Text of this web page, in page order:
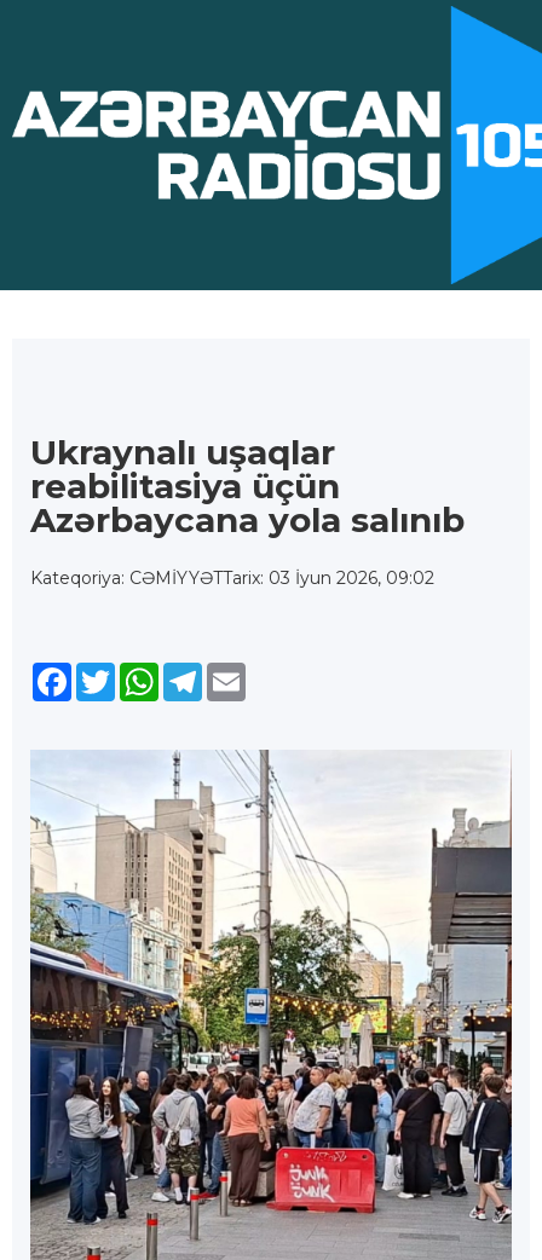
Ukraynalı uşaqlar
reabilitasiya üçün
Azərbaycana yola salınıb
Kateqoriya: CƏMİYYƏTTarix: 03 İyun 2026, 09:02
Facebook
TwitterWhatsApp
Telegram